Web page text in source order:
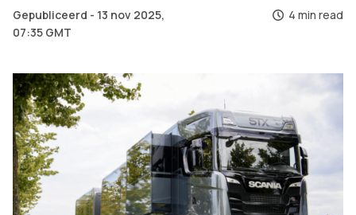
Gepubliceerd - 13 nov 2025,
07:35 GMT
4 min read